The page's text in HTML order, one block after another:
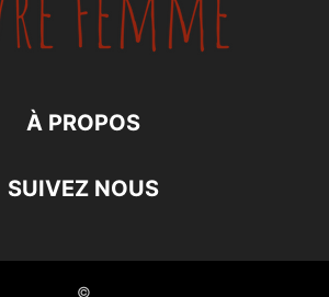
À PROPOS
SUIVEZ NOUS
©